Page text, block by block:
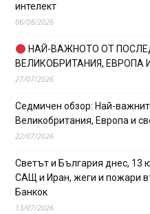
интелект
06/08/2026
НАЙ-ВАЖНОТО ОТ
ВЕЛИКОБРИТАНИЯ, ЕВРОПА
27/07/2026
Седмичен обзор: Най-
Великобритания, Европа и
22/07/2026
Светът и България днес, 13
САЩ и Иран, жеги и пожари
Банкок
13/07/2026